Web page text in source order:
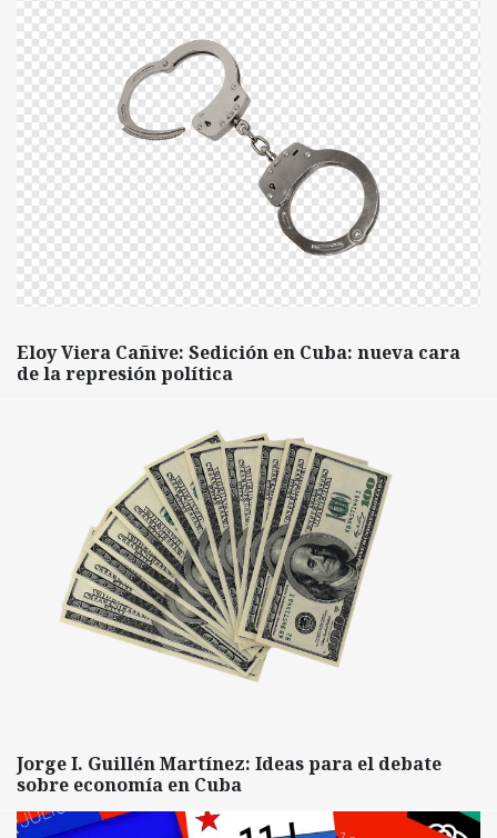
Eloy Viera Cañive: Sedición en Cuba: nueva cara
de la represión política
Jorge I. Guillén Martínez: Ideas para el debate
sobre economía en Cuba